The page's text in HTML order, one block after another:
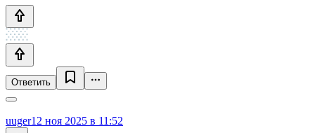
Ответить
uuger12 ноя 2025 в 11:52